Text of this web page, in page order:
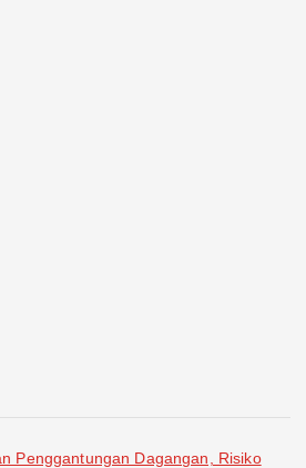
Penggantungan Dagangan, Risiko